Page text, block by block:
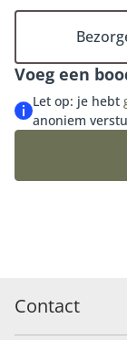
Voeg een
Let op: je hebt
anoniem
Contact